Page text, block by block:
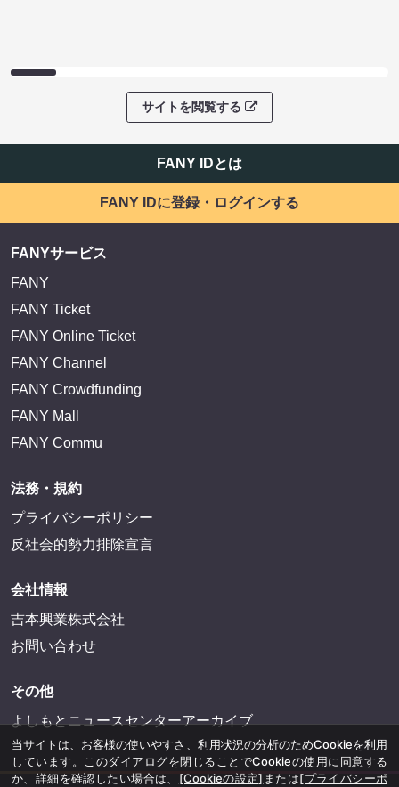
サイトを閲覧する
FANY IDとは
FANY IDに登録・ログインする
FANYサービス
FANY
FANY Ticket
FANY Online Ticket
FANY Channel
FANY Crowdfunding
FANY Mall
FANY Commu
法務・規約
プライバシーポリシー
反社会的勢力排除宣言
会社情報
吉本興業株式会社
お問い合わせ
その他
よしもとニュースセンターアーカイブ
当サイトは、お客様の使いやすさ、利用状況の分析のためCookieを利用
しています。このダイアログを閉じることでCookieの使用に同意する
か、詳細を確認したい場合は、 [Cookieの設定] または[プライバシーポ